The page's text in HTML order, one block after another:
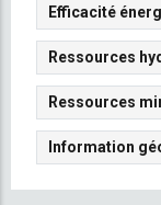
Efficacité
Ressources
Ressources
Information